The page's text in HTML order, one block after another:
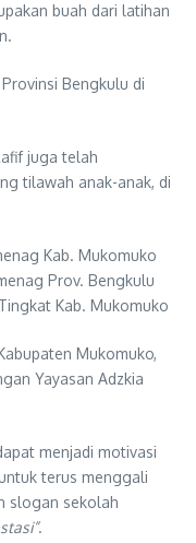
buah dari latihan
Bengkulu di
juga telah
tilawah anak-anak, di
Kab. Mukomuko
Prov. Bengkulu
Kab. Mukomuko
Mukomuko,
Yayasan Adzkia
menjadi motivasi
terus menggali
slogan sekolah
.